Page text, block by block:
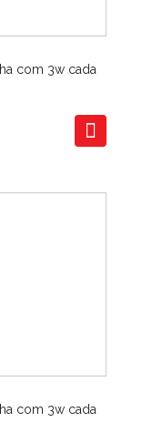
com 3w cada
com 3w cada